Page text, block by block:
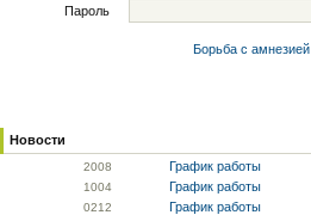
Пароль
Борьба с амнезией
Новости
2008 График работы
1004 График работы
0212 График работы